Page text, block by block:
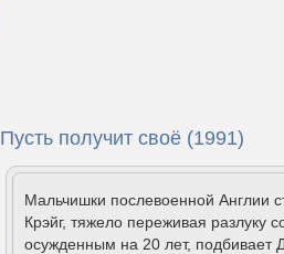
Пусть получит своё (1991)
Мальчишки послевоенной Англии
Крэйг, тяжело переживая
осужденным на 20 лет, подбивает